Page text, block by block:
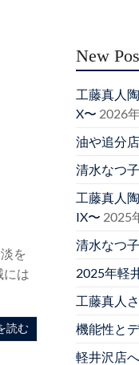
を
には
読む
New
工藤真人
X〜 2026
油や追分
清水なつ
工藤真人
IX〜 2025
清水なつ
2025年軽
工藤真人
機能性と
軽井沢店